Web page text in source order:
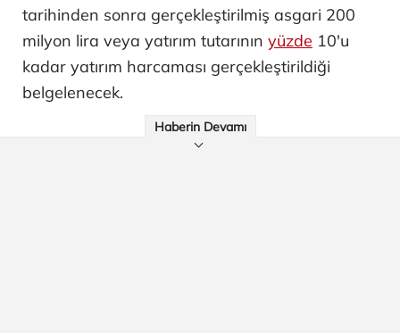
tarihinden sonra gerçekleştirilmiş asgari 200
milyon lira veya yatırım tutarının yüzde 10'u
kadar yatırım harcaması gerçekleştirildiği
belgelenecek.
Haberin Devamı